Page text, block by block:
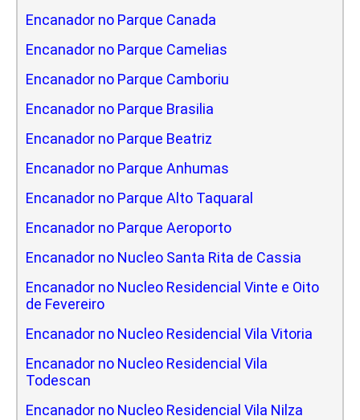
Encanador no Parque Canada
Encanador no Parque Camelias
Encanador no Parque Camboriu
Encanador no Parque Brasilia
Encanador no Parque Beatriz
Encanador no Parque Anhumas
Encanador no Parque Alto Taquaral
Encanador no Parque Aeroporto
Encanador no Nucleo Santa Rita de Cassia
Encanador no Nucleo Residencial Vinte e Oito
de Fevereiro
Encanador no Nucleo Residencial Vila Vitoria
Encanador no Nucleo Residencial Vila
Todescan
Encanador no Nucleo Residencial Vila Nilza